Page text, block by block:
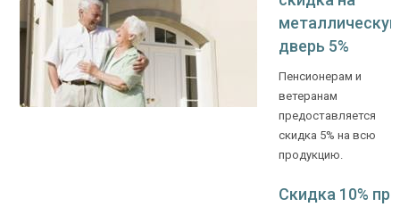
дверь 5%
Пенсионерам и
ветеранам
предоставляется
скидка 5% на всю
продукцию.
Скидка 10% при